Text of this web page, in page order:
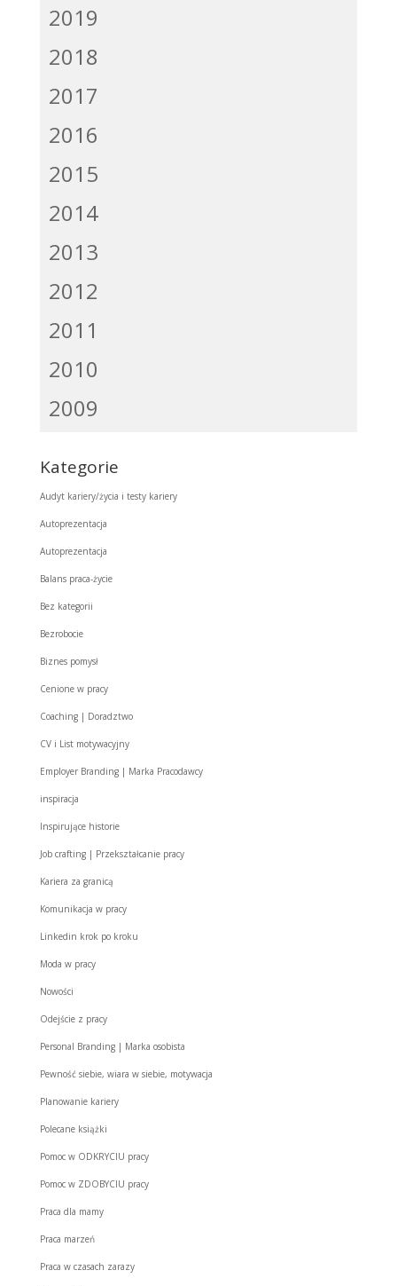
2019
2018
2017
2016
2015
2014
2013
2012
2011
2010
2009
Kategorie
Audyt kariery/życia i testy kariery
Autoprezentacja
Autoprezentacja
Balans praca-życie
Bez kategorii
Bezrobocie
Biznes pomysł
Cenione w pracy
Coaching | Doradztwo
CV i List motywacyjny
Employer Branding | Marka Pracodawcy
inspiracja
Inspirujące historie
Job crafting | Przekształcanie pracy
Kariera za granicą
Komunikacja w pracy
Linkedin krok po kroku
Moda w pracy
Nowości
Odejście z pracy
Personal Branding | Marka osobista
Pewność siebie, wiara w siebie, motywacja
Planowanie kariery
Polecane książki
Pomoc w ODKRYCIU pracy
Pomoc w ZDOBYCIU pracy
Praca dla mamy
Praca marzeń
Praca w czasach zarazy